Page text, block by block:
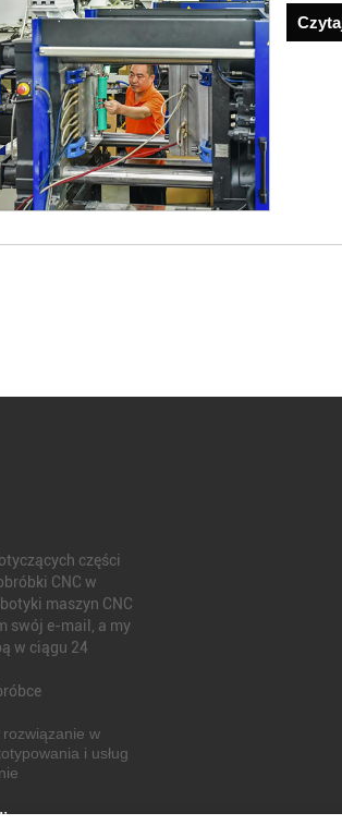
części
CNC w
maszyn CNC
swój e-mail, a my
w ciągu 24
w
i usług